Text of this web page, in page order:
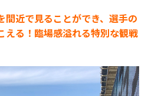
間近で見ることができ、選手の
える！臨場感溢れる特別な観戦